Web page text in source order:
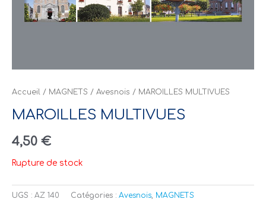
Accueil / MAGNETS / Avesnois / MAROILLES MULTIVUES
MAROILLES MULTIVUES
4,50 €
Rupture de stock
UGS : AZ 140 Catégories : Avesnois, MAGNETS